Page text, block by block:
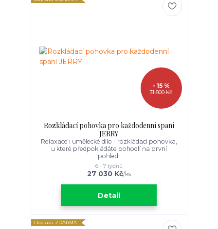
31 800 Kč
- 15 %
Rozkládací pohovka pro každodenní spaní
JERRY
Relaxace i umělecké dílo - rozkládací pohovka,
u které předpokládáte pohodlí na první
pohled.
27 030 Kč/ks
6 - 7 týdnů
Detail
Doprava ZDARMA